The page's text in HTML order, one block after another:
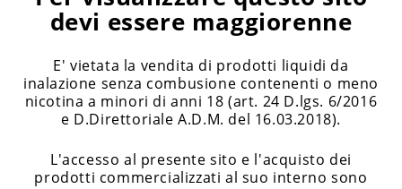
devi essere maggiorenne
E' vietata la vendita di prodotti liquidi da
inalazione senza combusione contenenti o meno
nicotina a minori di anni 18 (art. 24 D.lgs. 6/2016
e D.Direttoriale A.D.M. del 16.03.2018).
L'accesso al presente sito e l'acquisto dei
prodotti commercializzati al suo interno sono
Boccetta Graduata 120ml
Trasparente Luxury
2,10 €
Boccette Vuote - Chubby
Gorilla
1,80 €